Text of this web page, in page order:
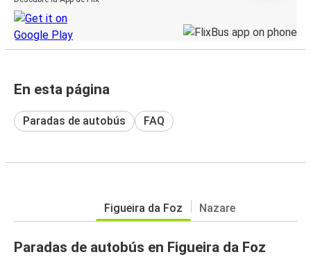
En esta página
Paradas de autobús FAQ
Figueira da Foz Nazare
Paradas de autobús en Figueira da Foz